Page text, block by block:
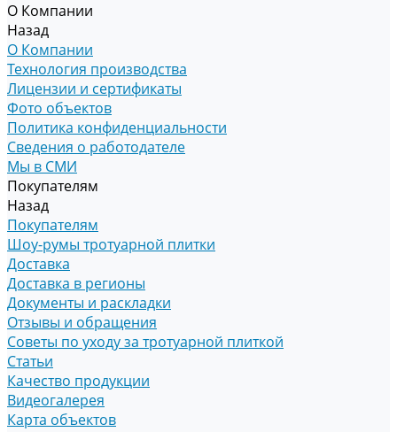
О Компании
Назад
О Компании
Технология производства
Лицензии и сертификаты
Фото объектов
Политика конфиденциальности
Сведения о работодателе
Мы в СМИ
Покупателям
Назад
Покупателям
Шоу-румы тротуарной плитки
Доставка
Доставка в регионы
Документы и раскладки
Отзывы и обращения
Советы по уходу за тротуарной плиткой
Статьи
Качество продукции
Видеогалерея
Карта объектов